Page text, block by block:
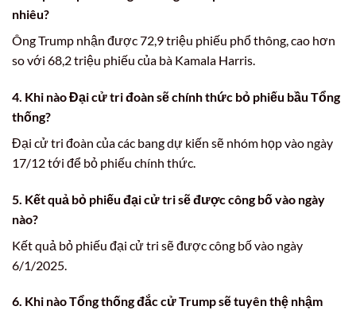
nhiêu?
Ông Trump nhận được 72,9 triệu phiếu phổ thông, cao hơn
so với 68,2 triệu phiếu của bà Kamala Harris.
4. Khi nào Đại cử tri đoàn sẽ chính thức bỏ phiếu bầu Tổng
thống?
Đại cử tri đoàn của các bang dự kiến sẽ nhóm họp vào ngày
17/12 tới để bỏ phiếu chính thức.
5. Kết quả bỏ phiếu đại cử tri sẽ được công bố vào ngày
nào?
Kết quả bỏ phiếu đại cử tri sẽ được công bố vào ngày
6/1/2025.
6. Khi nào Tổng thống đắc cử Trump sẽ tuyên thệ nhậm